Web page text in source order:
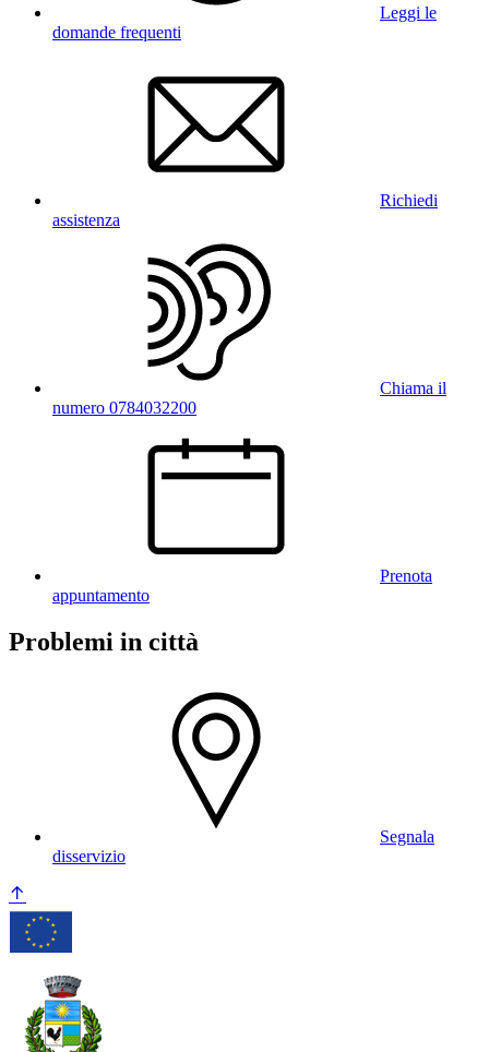
Leggi le
domande frequenti
Richiedi
assistenza
Chiama il
numero 0784032200
Prenota
appuntamento
Problemi in città
Segnala
disservizio